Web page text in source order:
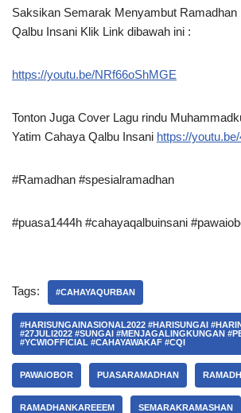
Saksikan Semarak Menyambut
Qalbu Insani Klik Link dibawah ini :
https://youtu.be/NRf66oShMGE
Tonton Juga Cover Lagu rindu
Yatim Cahaya Qalbu Insani https://
#Ramadhan #spesialramadhan
#puasa1444h #cahayaqalbuinsani
Tags: #CAHAYAQURBAN
#HARISUNGAINASIONAL2022 #HARISUNGAI
#27JULI2022 #SUNGAI #MENJAGALINGKUNGAN
#YCWIOFFICIAL #CAHAYAWAKAF #CQI
PAWAIOBOR PUASARAMADHAN
RAMADHANKAREEEM SEMARAKRAMASHAN